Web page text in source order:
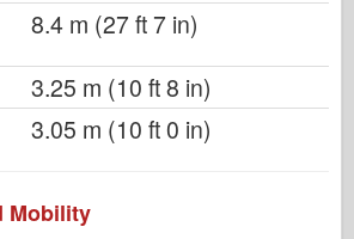
8.4 m (27 ft 7 in)
3.25 m (10 ft 8 in)
3.05 m (10 ft 0 in)
Mobility